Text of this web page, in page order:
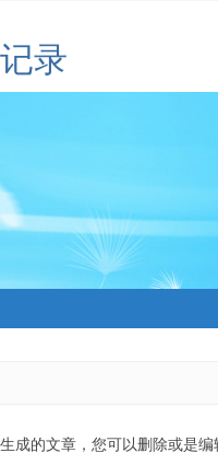
录
成的文章，您可以删除或是编